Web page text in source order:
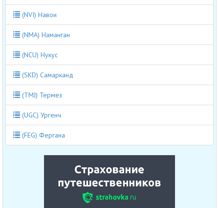
(NVI) Навои
(NMA) Наманган
(NCU) Нукус
(SKD) Самарканд
(TMJ) Термез
(UGC) Ургенч
(FEG) Фергана